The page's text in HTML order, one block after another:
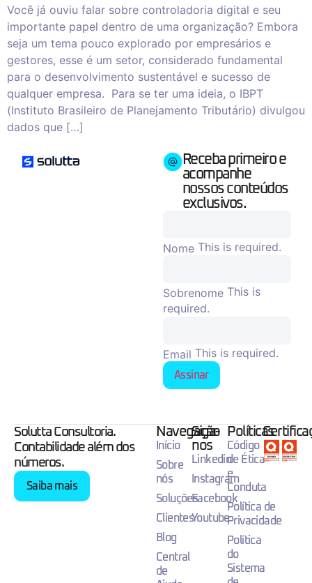
Você já ouviu falar sobre controladoria digital e seu
importante papel dentro de uma organização? Embora
seja um tema pouco explorado por empresários e
gestores, esse é um setor, considerado fundamental
para o desenvolvimento sustentável e sucesso de
qualquer empresa. Para se ter uma ideia, o IBPT
(Instituto Brasileiro de Planejamento Tributário) divulgou
dados que […]
Receba primeiro e
acompanhe
nossos conteúdos
exclusivos.
Nome This is required.
Sobrenome This is
required.
Email This is required.
Assinar
Solutta Consultoria.
Contabilidade além dos
números.
Saiba mais
Navegação
Início
Sobre
nós
Soluções
Clientes
Blog
Central
de
Siga-
nos
Linkedin
Instagram
Facebook
Youtube
Políticas
Código
de Ética
e
Conduta
Política de
Privacidade
Política
do
Sistema